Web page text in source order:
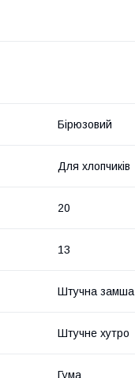
Бірюзовий
Для хлопчиків
20
13
Штучна замша
Штучне хутро
Гума